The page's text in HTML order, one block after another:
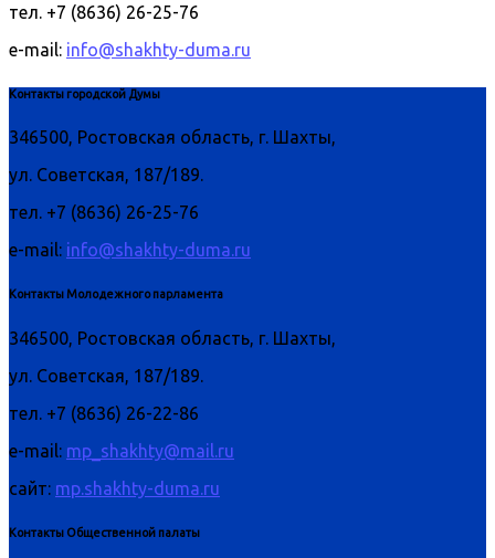
тел. +7 (8636) 26-25-76
e-mail: info@shakhty-duma.ru
Контакты городской Думы
346500, Ростовская область, г. Шахты,
ул. Советская, 187/189.
тел. +7 (8636) 26-25-76
e-mail: info@shakhty-duma.ru
Контакты Молодежного парламента
346500, Ростовская область, г. Шахты,
ул. Советская, 187/189.
тел. +7 (8636) 26-22-86
e-mail: mp_shakhty@mail.ru
сайт: mp.shakhty-duma.ru
Контакты Общественной палаты